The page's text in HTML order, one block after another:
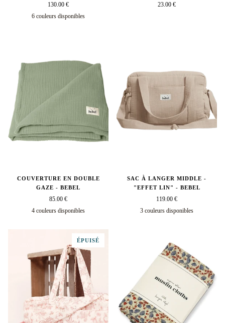
130.00 €
6 couleurs disponibles
23.00 €
COUVERTURE EN DOUBLE
GAZE - BEBEL
85.00 €
4 couleurs disponibles
SAC À LANGER MIDDLE -
"EFFET LIN" - BEBEL
119.00 €
3 couleurs disponibles
ÉPUISÉ